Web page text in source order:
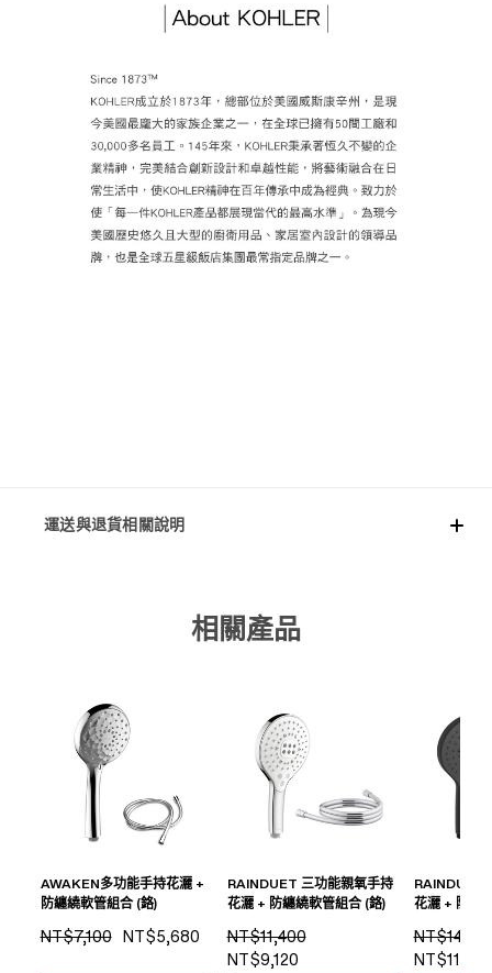
運送與退貨相關說明
相關產品
AWAKEN多功能手持花灑 +
防纏繞軟管組合 (鉻)
NT$7,100 NT$5,680
RAINDUET 三功能親氧手持
花灑 + 防纏繞軟管組合 (鉻)
NT$11,400
NT$9,120
RAINDUET
花灑 + 防纏
NT$11,200